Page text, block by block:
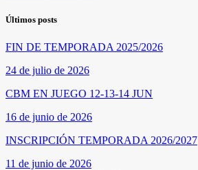
Últimos posts
FIN DE TEMPORADA 2025/2026
24 de julio de 2026
CBM EN JUEGO 12-13-14 JUN
16 de junio de 2026
INSCRIPCIÓN TEMPORADA 2026/2027
11 de junio de 2026